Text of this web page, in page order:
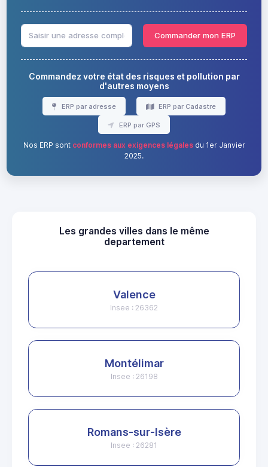
Commander mon ERP
Commandez votre état des risques et pollution par
d'autres moyens
ERP par adresse ERP par Cadastre
ERP par GPS
Nos ERP sont conformes aux exigences légalesdu 1er Janvier
2025.
Les grandes villes dans le même
departement
Valence
Insee : 26362
Montélimar
Insee : 26198
Romans-sur-Isère
Insee : 26281